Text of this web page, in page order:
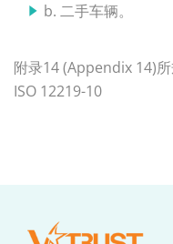
b. 二手车辆。
附录14 (Appendix 14)
ISO 12219-10